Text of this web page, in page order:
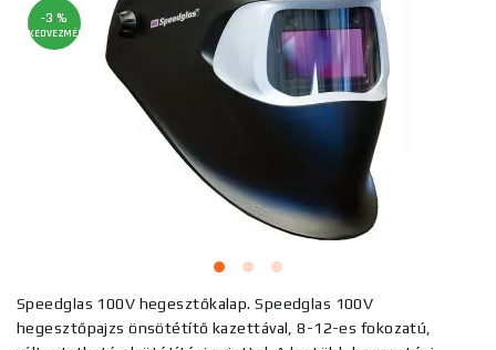
-3 %
KEDVEZMÉNY
Speedglas 100V hegesztőkalap. Speedglas 100V
hegesztőpajzs önsötétítő kazettával, 8-12-es fokozatú,